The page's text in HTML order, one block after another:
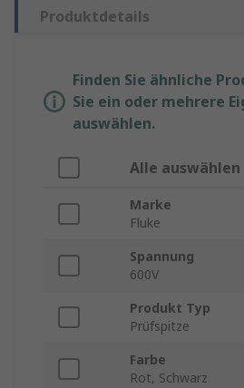
Produktdetails
Finden Sie ähnliche
Sie ein oder mehrere
auswählen.
Alle auswählen
Marke
Fluke
Spannung
600V
Produkt Typ
Prüfspitze
Farbe
Rot, Schwarz